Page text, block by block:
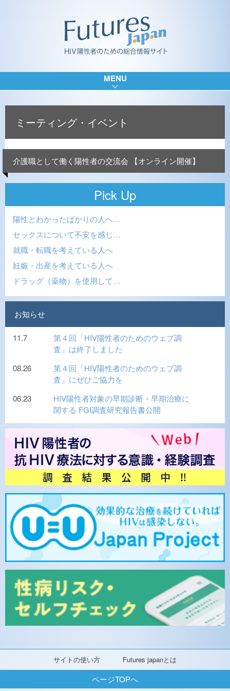
サイトの使い方 Futures japanとは
MENU
ミーティング・イベント
介護職として働く陽性者の交流会 【オンライン開催】
Pick Up
陽性とわかったばかりの人へ…
セックスについて不安を感じ…
就職・転職を考えている人へ
妊娠・出産を考えている人へ
ドラッグ（薬物）を使用して…
お知らせ
11.7
第４回「HIV陽性者のためのウェブ調
査」は終了しました
08.26
第４回「HIV陽性者のためのウェブ調
査」にぜひご協力を
06.23
HIV陽性者対象の早期診断・早期治療に
関する FGI調査研究報告書公開
ページTOPへ